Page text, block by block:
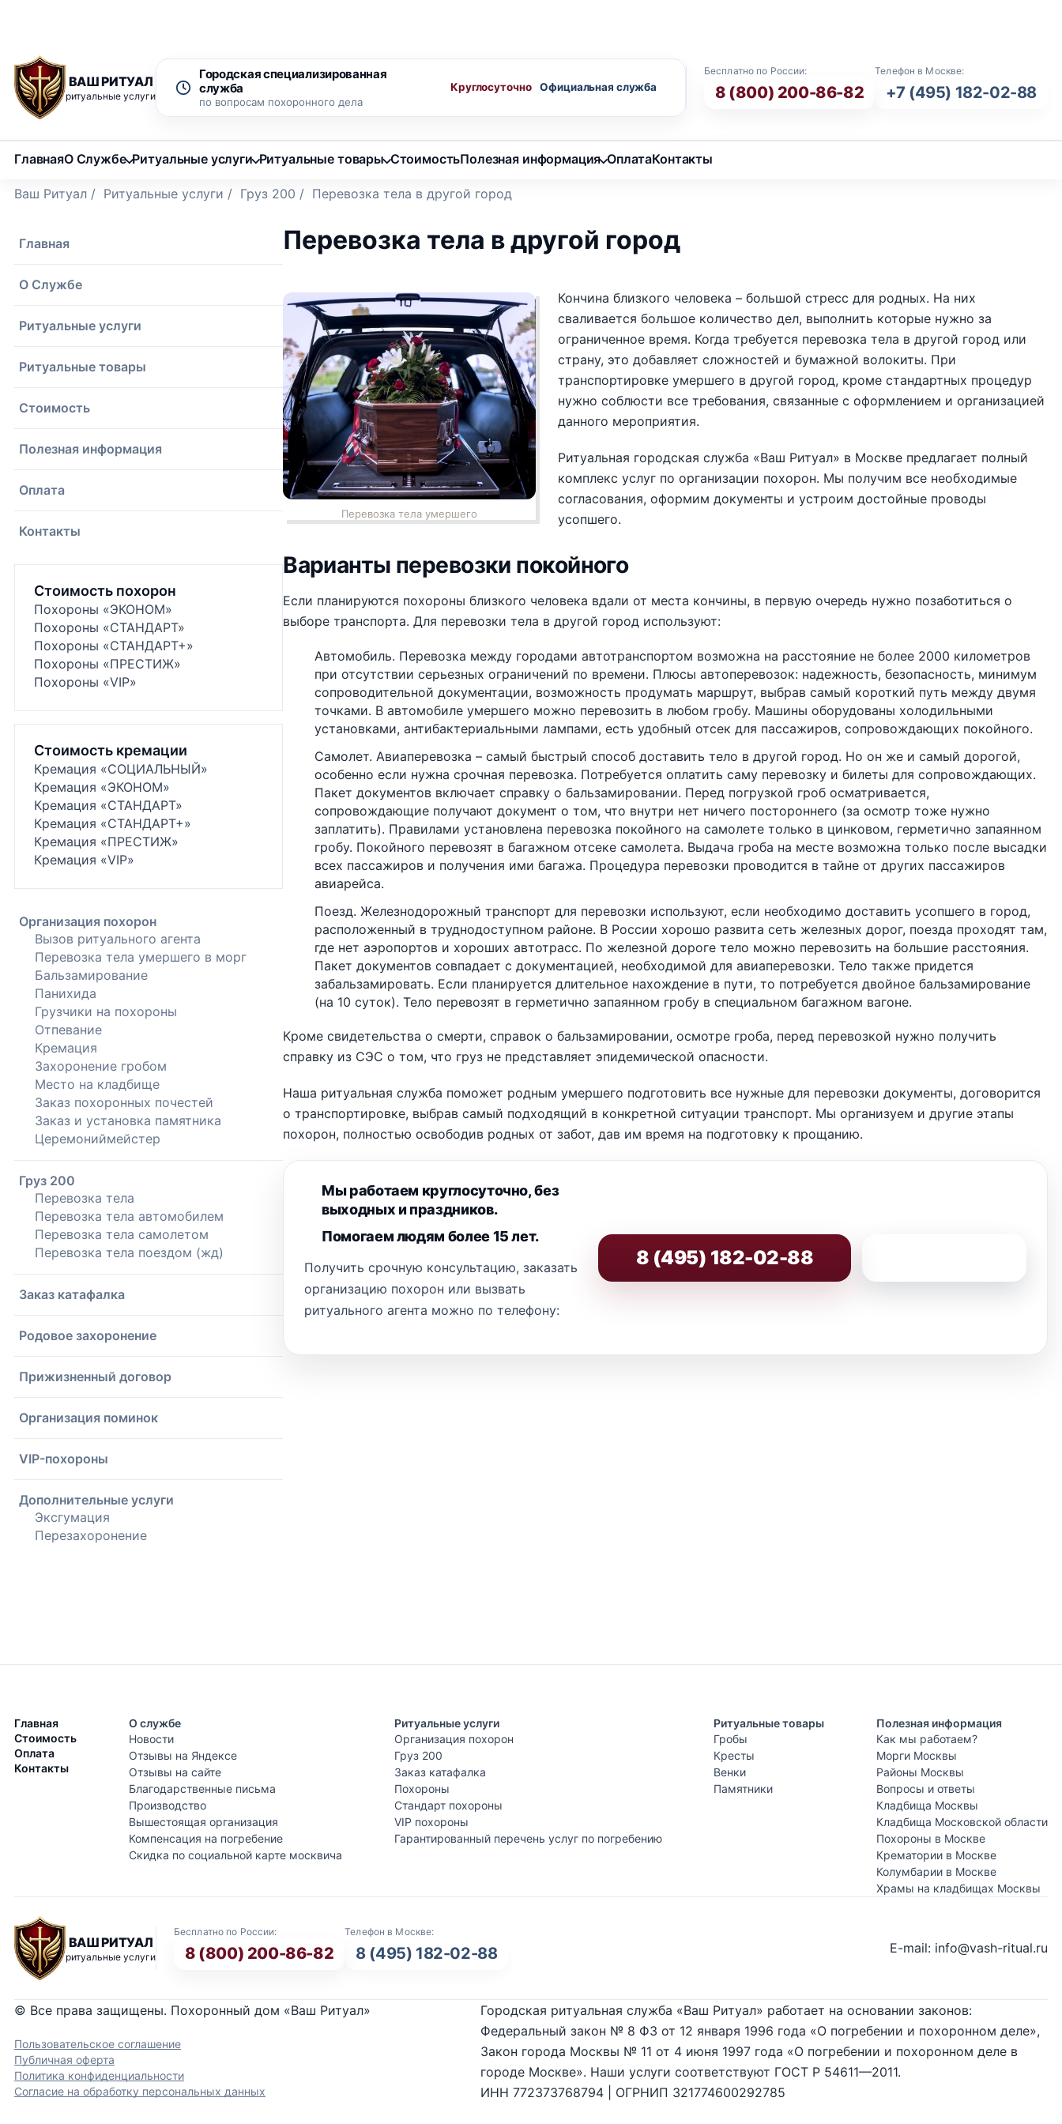
ВАШ РИТУАЛ
ритуальные услуги
Бесплатно по России:
8 (800) 200-86-82
Телефон в Москве:
+7 (495) 182-02-88
Городская специализированная
служба
по вопросам похоронного дела
Круглосуточно
ГлавнаяО Службе Ритуальные услуги Ритуальные товары СтоимостьПолезная информация ОплатаКонтакты
Ваш Ритуал / Ритуальные услуги / Груз 200 / Перевозка тела в другой город
Главная
О Службе
Ритуальные услуги
Ритуальные товары
Стоимость
Полезная информация
Оплата
Контакты
Стоимость похорон
Похороны «ЭКОНОМ»
Похороны «СТАНДАРТ»
Похороны «СТАНДАРТ+»
Похороны «ПРЕСТИЖ»
Похороны «VIP»
Стоимость кремации
Кремация «СОЦИАЛЬНЫЙ»
Кремация «ЭКОНОМ»
Кремация «СТАНДАРТ»
Кремация «СТАНДАРТ+»
Кремация «ПРЕСТИЖ»
Кремация «VIP»
Организация похорон
Вызов ритуального агента
Перевозка тела умершего в морг
Бальзамирование
Панихида
Грузчики на похороны
Отпевание
Кремация
Захоронение гробом
Место на кладбище
Заказ похоронных почестей
Заказ и установка памятника
Церемониймейстер
Груз 200
Перевозка тела
Перевозка тела автомобилем
Перевозка тела самолетом
Перевозка тела поездом (жд)
Заказ катафалка
Родовое захоронение
Прижизненный договор
Организация поминок
VIP-похороны
Дополнительные услуги
Эксгумация
Перезахоронение
Перевозка тела в другой город
Перевозка тела умершего
Кончина близкого человека – большой стресс для родных. На них
сваливается большое количество дел, выполнить которые нужно за
ограниченное время. Когда требуется перевозка тела в другой город или
страну, это добавляет сложностей и бумажной волокиты. При
транспортировке умершего в другой город, кроме стандартных процедур
нужно соблюсти все требования, связанные с оформлением и организацией
данного мероприятия.
Ритуальная городская служба «Ваш Ритуал» в Москве предлагает полный
комплекс услуг по организации похорон. Мы получим все необходимые
согласования, оформим документы и устроим достойные проводы
усопшего.
Варианты перевозки покойного
Если планируются похороны близкого человека вдали от места кончины, в первую очередь нужно позаботиться о
выборе транспорта. Для перевозки тела в другой город используют:
Автомобиль. Перевозка между городами автотранспортом возможна на расстояние не более 2000 километров
при отсутствии серьезных ограничений по времени. Плюсы автоперевозок: надежность, безопасность, минимум
сопроводительной документации, возможность продумать маршрут, выбрав самый короткий путь между двумя
точками. В автомобиле умершего можно перевозить в любом гробу. Машины оборудованы холодильными
установками, антибактериальными лампами, есть удобный отсек для пассажиров, сопровождающих покойного.
Самолет. Авиаперевозка – самый быстрый способ доставить тело в другой город. Но он же и самый дорогой,
особенно если нужна срочная перевозка. Потребуется оплатить саму перевозку и билеты для сопровождающих.
Пакет документов включает справку о бальзамировании. Перед погрузкой гроб осматривается,
сопровождающие получают документ о том, что внутри нет ничего постороннего (за осмотр тоже нужно
заплатить). Правилами установлена перевозка покойного на самолете только в цинковом, герметично запаянном
гробу. Покойного перевозят в багажном отсеке самолета. Выдача гроба на месте возможна только после высадки
всех пассажиров и получения ими багажа. Процедура перевозки проводится в тайне от других пассажиров
авиарейса.
Поезд. Железнодорожный транспорт для перевозки используют, если необходимо доставить усопшего в город,
расположенный в труднодоступном районе. В России хорошо развита сеть железных дорог, поезда проходят там,
где нет аэропортов и хороших автотрасс. По железной дороге тело можно перевозить на большие расстояния.
Пакет документов совпадает с документацией, необходимой для авиаперевозки. Тело также придется
забальзамировать. Если планируется длительное нахождение в пути, то потребуется двойное бальзамирование
(на 10 суток). Тело перевозят в герметично запаянном гробу в специальном багажном вагоне.
Кроме свидетельства о смерти, справок о бальзамировании, осмотре гроба, перед перевозкой нужно получить
справку из СЭС о том, что груз не представляет эпидемической опасности.
Наша ритуальная служба поможет родным умершего подготовить все нужные для перевозки документы, договорится
о транспортировке, выбрав самый подходящий в конкретной ситуации транспорт. Мы организуем и другие этапы
похорон, полностью освободив родных от забот, дав им время на подготовку к прощанию.
Мы работаем круглосуточно, без
выходных и праздников.
Помогаем людям более 15 лет.
Получить срочную консультацию, заказать
организацию похорон или вызвать
ритуального агента можно по телефону:
8 (495) 182-02-88
Главная
Стоимость
Оплата
Контакты
О службе
Новости
Отзывы на Яндексе
Отзывы на сайте
Благодарственные письма
Производство
Вышестоящая организация
Компенсация на погребение
Скидка по социальной карте москвича
Ритуальные услуги
Организация похорон
Груз 200
Заказ катафалка
Похороны
Стандарт похороны
VIP похороны
Гарантированный перечень услуг по погребению
Ритуальные товары
Гробы
Кресты
Венки
Памятники
Полезная информация
Как мы работаем?
Морги Москвы
Районы Москвы
Вопросы и ответы
Кладбища Москвы
Кладбища Московской области
Похороны в Москве
Крематории в Москве
Колумбарии в Москве
Храмы на кладбищах Москвы
ВАШ РИТУАЛ
ритуальные услуги
Бесплатно по России:
8 (800) 200-86-82
Телефон в Москве:
8 (495) 182-02-88 E-mail: info@vash-ritual.ru
© Все права защищены. Похоронный дом «Ваш Ритуал»
Пользовательское соглашение
Публичная оферта
Политика конфиденциальности
Согласие на обработку персональных данных
Городская ритуальная служба «Ваш Ритуал» работает на основании законов:
Федеральный закон № 8 ФЗ от 12 января 1996 года «О погребении и похоронном деле»,
Закон города Москвы № 11 от 4 июня 1997 года «О погребении и похоронном деле в
городе Москве». Наши услуги соответствуют ГОСТ Р 54611—2011.
ИНН 772373768794 | ОГРНИП 321774600292785